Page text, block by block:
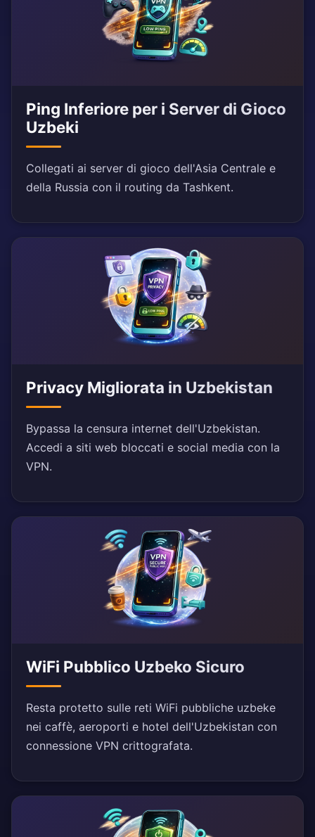
Ping Inferiore per i Server di Gioco
Uzbeki
Collegati ai server di gioco dell'Asia Centrale e
della Russia con il routing da Tashkent.
Privacy Migliorata in Uzbekistan
Bypassa la censura internet dell'Uzbekistan.
Accedi a siti web bloccati e social media con la
VPN.
WiFi Pubblico Uzbeko Sicuro
Resta protetto sulle reti WiFi pubbliche uzbeke
nei caffè, aeroporti e hotel dell'Uzbekistan con
connessione VPN crittografata.